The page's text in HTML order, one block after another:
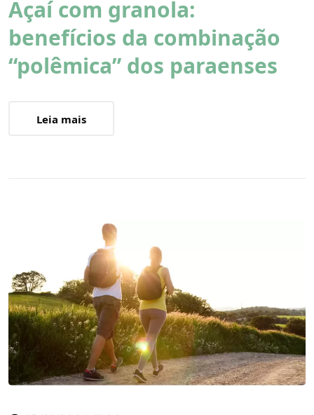
Açaí com granola:
benefícios da combinação
“polêmica” dos paraenses
Leia mais